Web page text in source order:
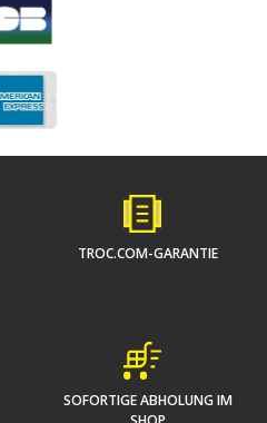
TROC.COM-GARANTIE
SOFORTIGE ABHOLUNG IM